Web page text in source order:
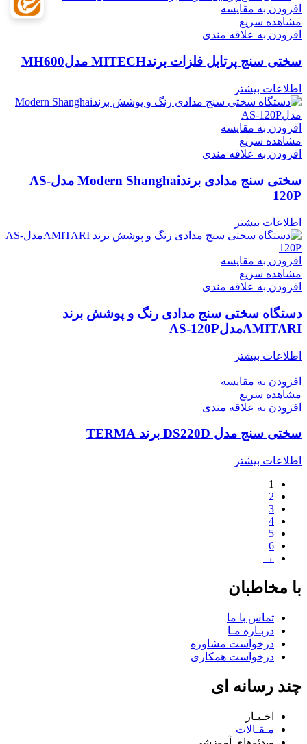
افزودن به مقایسه
مشاهده سریع
افزودن به علاقه مندی
سختی سنج پرتابل فلزات برندMITECH مدلMH600
اطلاعات بیشتر
افزودن به مقایسه
مشاهده سریع
افزودن به علاقه مندی
سختی سنج مدادی برندModern Shanghai مدلAS-
120P
اطلاعات بیشتر
افزودن به مقایسه
مشاهده سریع
افزودن به علاقه مندی
دستگاه سختی سنج مدادی رنگ و پوشش برند
AMITARIمدلAS-120P
اطلاعات بیشتر
افزودن به مقایسه
مشاهده سریع
افزودن به علاقه مندی
سختی سنج مدل DS220D برند TERMA
اطلاعات بیشتر
1
2
3
4
5
6
→
با مخاطبان
تماس با ما
دربـاره مـا
درخواست مشاوره
درخواست همکاری
چند رسانه ای
اخـبـار
مـقـالات